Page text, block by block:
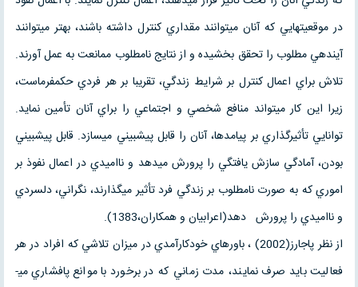
در موقعيت­هايي كه آنان مي­توانند مقداري كنترل داشته باشند، بهتر مي­توانند
آينده­ي مطلوب را تحقق بخشيده و از نتايج نامطلوب ممانعت به عمل آورند.
تلاش براي اعمال كنترل بر شرايط زندگي، تقريبا بر هر فردي حكمفرماست،
زيرا اين كار مي­تواند منافع شخصي و اجتماعي را براي آنان تأمين نمايد.
توانايي تأثيرگذاري بر پيامدها، آنان را قابل پيش­بيني مي­سازد. قابل پيش­بيني
بودن، آمادگي سازش يافتگي را پرورش مي­دهد و نااميدي در اعمال نفوذ بر
اموري كه به صورت نامطلوب بر زندگي فرد تأثير مي­گذارند، نگراني، دلسردي
و نااميدي را پرورش دهد(اعرابيان و همكاران،1383).
از نظر پاجارز(2002) ، باورهاي خودكارآمدي در ميزان تلاشي كه افراد در هر
فعاليت بايد صرف نمايند، مدت زماني كه در برخورد با موانع پافشاري مي­